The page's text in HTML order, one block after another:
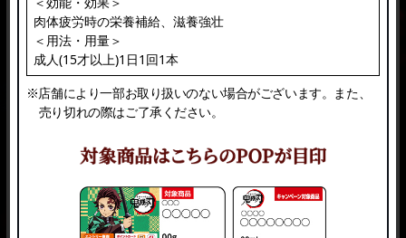
肉体疲労時の栄養補給、滋養強壮
＜用法・用量＞
成人(15才以上)1日1回1本
※店舗により一部お取り扱いのない場合がございます。また、
売り切れの際はご了承ください。